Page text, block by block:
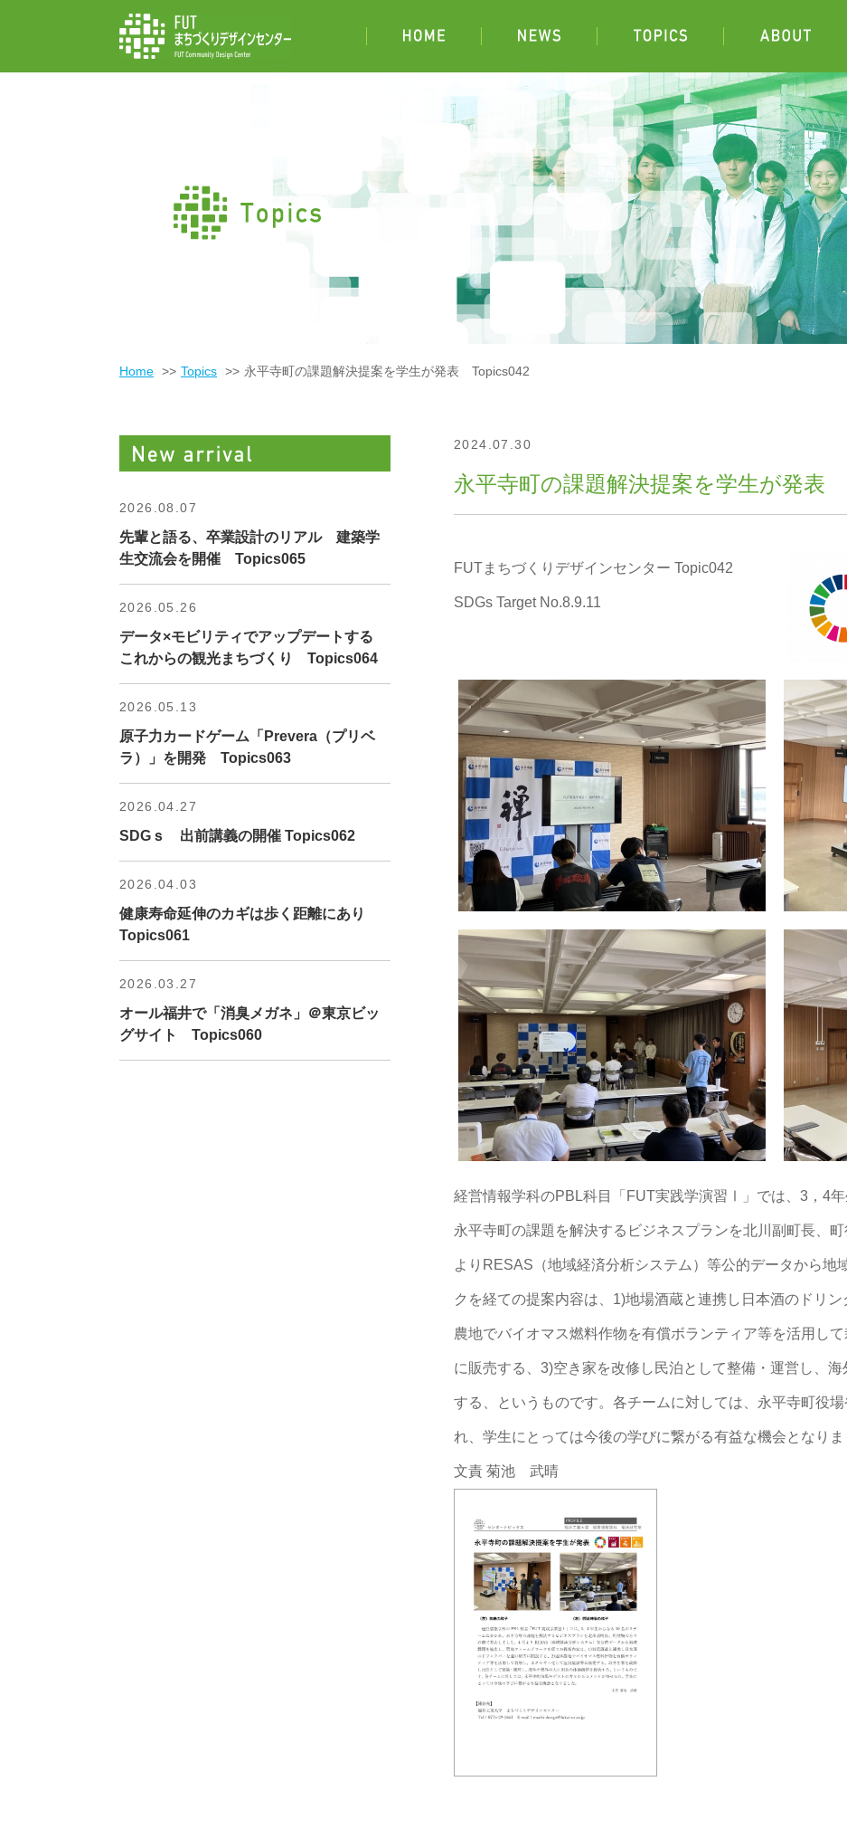
Home Topics 永平寺町の課題解決提案を学生が発表 Topics042
2024.07.30
永平寺町の課題解決提案を学生が発表
FUTまちづくりデザインセンター Topic042
SDGs Target No.8.9.11
経営情報学科のPBL科目「FUT実践学演習Ⅰ」では、3，4年
永平寺町の課題を解決するビジネスプランを北川副町長、
よりRESAS（地域経済分析システム）等公的データから地
クを経ての提案内容は、1)地場酒蔵と連携し日本酒のドリ
農地でバイオマス燃料作物を有償ボランティア等を活用し
に販売する、3)空き家を改修し民泊として整備・運営し、
する、というものです。各チームに対しては、永平寺町役
れ、学生にとっては今後の学びに繋がる有益な機会となりま
文責 菊池 武晴
2026.08.07
先輩と語る、卒業設計のリアル 建築学
生交流会を開催 Topics065
2026.05.26
データ×モビリティでアップデートする
これからの観光まちづくり Topics064
2026.05.13
原子力カードゲーム「Prevera（プリベ
ラ）」を開発 Topics063
2026.04.27
SDGｓ 出前講義の開催 Topics062
2026.04.03
健康寿命延伸のカギは歩く距離にあり
Topics061
2026.03.27
オール福井で「消臭メガネ」＠東京ビッ
グサイト Topics060